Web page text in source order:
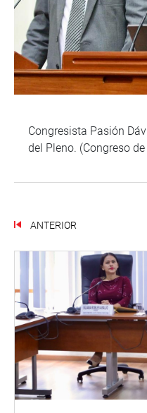
Congresista Pasión
del Pleno. (Congreso
ANTERIOR